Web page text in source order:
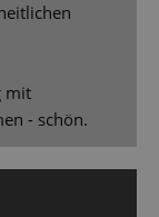
mit
- schön.